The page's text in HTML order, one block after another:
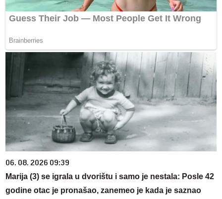
06. 08. 2026 09:39
Marija (3) se igrala u dvorištu i samo je nestala: Posle 42
godine otac je pronašao, zanemeo je kada je saznao